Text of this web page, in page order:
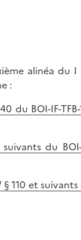
alinéa du I
:
du BOI-IF-
du
§ 110 et